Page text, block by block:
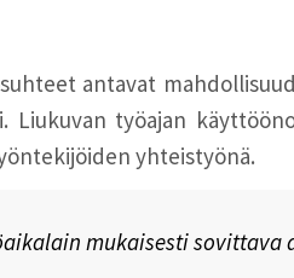
antavat
Liukuvan työajan
yhteistyönä.
mukaisesti sovittava